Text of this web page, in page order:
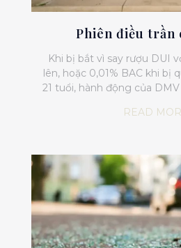
Phiên điều trần
Khi bị bắt vì say rượu DUI
lên, hoặc 0,01% BAC khi bị
21 tuổi, hành động của
READ